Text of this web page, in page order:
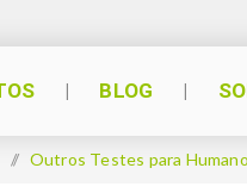
BLOG
/ Outros Testes para